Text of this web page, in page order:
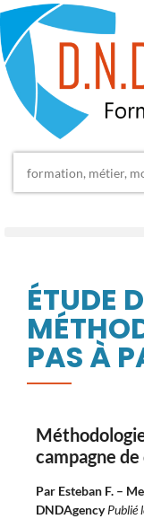
ÉTUDE
PAS À
campagne
Par Esteban F. –
DNDAgency Publié